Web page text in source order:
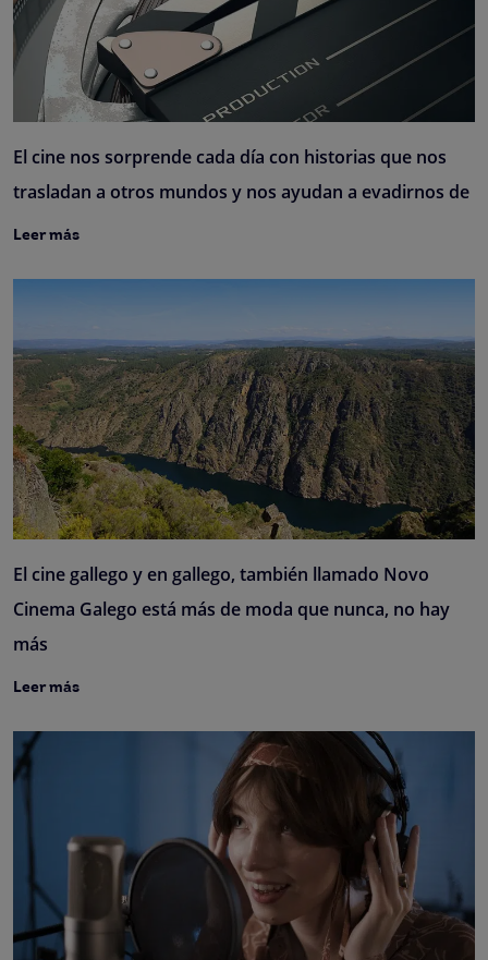
El cine nos sorprende cada día con historias que nos
trasladan a otros mundos y nos ayudan a evadirnos de
Leer más
El cine gallego y en gallego, también llamado Novo
Cinema Galego está más de moda que nunca, no hay
más
Leer más